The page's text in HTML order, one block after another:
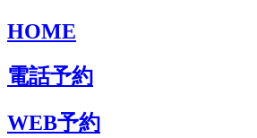
HOME
電話予約
WEB予約